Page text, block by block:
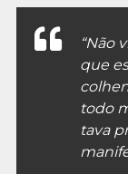
“Não
que
todo
tava